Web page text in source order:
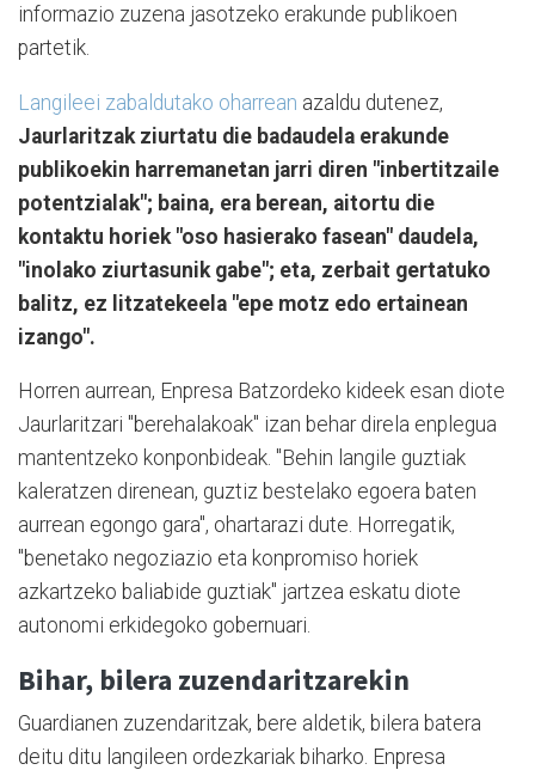
informazio zuzena jasotzeko erakunde publikoen
partetik.
Langileei zabaldutako oharrean azaldu dutenez,
Jaurlaritzak ziurtatu die badaudela erakunde
publikoekin harremanetan jarri diren "inbertitzaile
potentzialak"; baina, era berean, aitortu die
kontaktu horiek "oso hasierako fasean" daudela,
"inolako ziurtasunik gabe"; eta, zerbait gertatuko
balitz, ez litzatekeela "epe motz edo ertainean
izango".
Horren aurrean, Enpresa Batzordeko kideek esan diote
Jaurlaritzari "berehalakoak" izan behar direla enplegua
mantentzeko konponbideak. "Behin langile guztiak
kaleratzen direnean, guztiz bestelako egoera baten
aurrean egongo gara", ohartarazi dute. Horregatik,
"benetako negoziazio eta konpromiso horiek
azkartzeko baliabide guztiak" jartzea eskatu diote
autonomi erkidegoko gobernuari.
Bihar, bilera zuzendaritzarekin
Guardianen zuzendaritzak, bere aldetik, bilera batera
deitu ditu langileen ordezkariak biharko. Enpresa